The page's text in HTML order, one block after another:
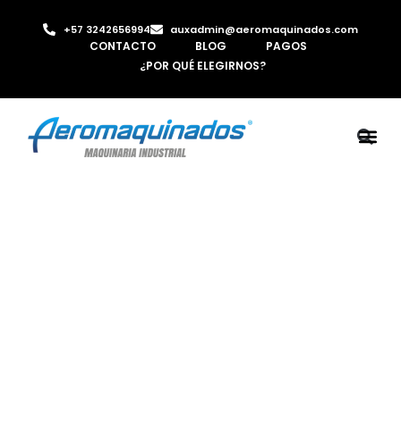
+57 3242656994 auxadmin@aeromaquinados.com
CONTACTO BLOG
PAGOS
¿POR QUÉ ELEGIRNOS?